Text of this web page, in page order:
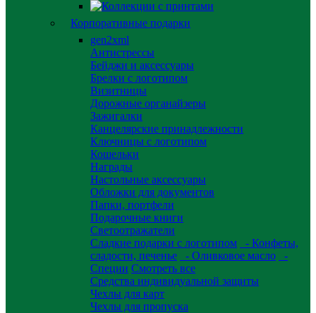
Корпоративные подарки
gen2xml
Антистрессы
Бейджи и аксессуары
Брелки с логотипом
Визитницы
Дорожные органайзеры
Зажигалки
Канцелярские принадлежности
Ключницы с логотипом
Кошельки
Награды
Настольные аксессуары
Обложки для документов
Папки, портфели
Подарочные книги
Светоотражатели
Сладкие подарки с логотипом
- Конфеты,
сладости, печенье
- Оливковое масло
-
Специи Смотреть все
Средства индивидуальной защиты
Чехлы для карт
Чехлы для пропуска